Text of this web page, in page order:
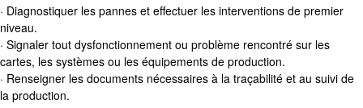
· Diagnostiquer les pannes et effectuer les interventions de premier
niveau.
· Signaler tout dysfonctionnement ou problème rencontré sur les
cartes, les systèmes ou les équipements de production.
· Renseigner les documents nécessaires à la traçabilité et au suivi de
la production.